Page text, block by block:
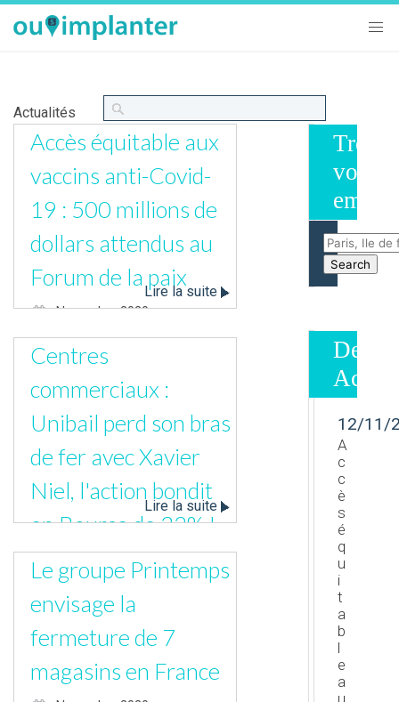
Actualités
Accès équitable aux
vaccins anti-Covid-
19 : 500 millions de
dollars attendus au
Forum de la paix
Novembre 2020
Les organisateurs du Forum de
la Paix, dont la troisième édition
se tient jeudi et vendredi à Paris,
ont annoncé […]
Lire la suite
Centres
commerciaux :
Unibail perd son bras
de fer avec Xavier
Niel, l'action bondit
en Bourse de 32% !
Novembre 2020
L’augmentation de capital du
géant mondial des centres
commerciaux a été refusée par
un consortium d’opposants
emmené par Xavier Niel […]
Lire la suite
Le groupe Printemps
envisage la
fermeture de 7
magasins en France
votre
12/11/
A
c
c
è
s
é
q
u
i
t
a
b
l
e
a
u